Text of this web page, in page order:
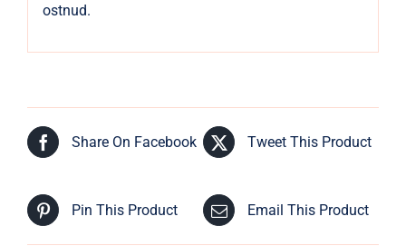
ostnud.
Share On Facebook Tweet This Product
Pin This Product Email This Product